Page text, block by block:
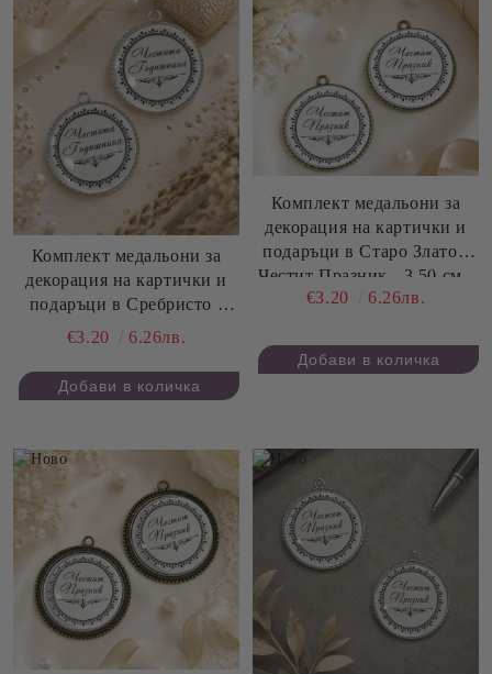
Комплект медальони за
декорация на картички и
подаръци в Сребристо -
Честита Годишнина - 3,50
€3.20 6.26лв.
Комплект медальони за
декорация на картички и
подаръци в Старо Злато -
Честит Празник - 3,50 см -
2 бр.
€3.20 6.26лв.